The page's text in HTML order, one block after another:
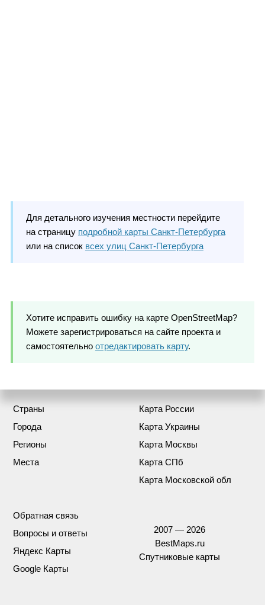
Для детального изучения местности перейдите
на страницу подробной карты Санкт-Петербурга
или на список всех улиц Санкт-Петербурга
Хотите исправить ошибку на карте OpenStreetMap?
Можете зарегистрироваться на сайте проекта и
самостоятельно отредактировать карту.
Страны
Города
Регионы
Места
Карта России
Карта Украины
Карта Москвы
Карта СПб
Карта Московской обл
Обратная связь
Вопросы и ответы
Яндекс Карты
Google Карты
2007 — 2026
BestMaps.ru
Спутниковые карты